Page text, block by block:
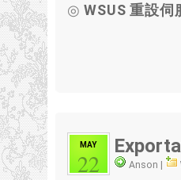
◎WSUS 重設伺
MAY
22 Anson |